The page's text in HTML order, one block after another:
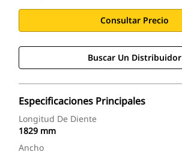
Consultar Precio
Buscar Un Distribuidor
Especificaciones Principales
Longitud De Diente
1829 mm
Ancho